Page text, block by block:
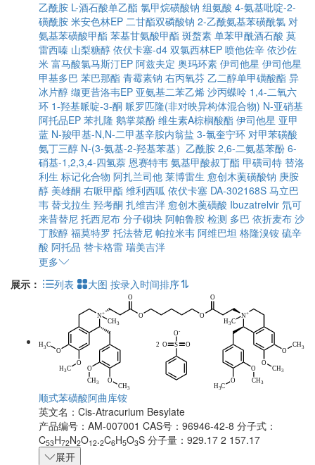
乙酰胺 L-酒石酸单乙酯 氯甲烷磺酸钠 组氨酸 4-氨基吡啶-2-
磺酰胺 米安色林EP 二甘酯双磷酸钠 2-乙酰氨基苯磺酰氯 对
氨基苯磺酸甲酯 苯基甘氨酸甲酯 斑蝥素 单苯甲酰酒石酸 莫
雷西嗪 山梨糖醇 依伏卡塞-d4 双氯西林EP 喷他佐辛 依沙佐
米 富马酸氯马斯汀EP 阿兹夫定 奥玛环素 伊司他星 伊司他星
甲基多巴 苯巴那酯 青霉素钠 右丙氧芬 乙二醇单甲磺酸酯 异
冰片醇 缬更昔洛韦EP 亚氨基二苯乙烯 沙丙蝶呤 1,4-二氧六
环 1-羟基哌啶-3-酮 哌罗匹隆(非对映异构体混合物) N-亚硝基
阿托品EP 苯扎隆 鹅掌菜酚 维生素A棕榈酸酯 伊司他星 亚甲
蓝 N-羧甲基-N,N-二甲基辛胺内翁盐 3-氯奎宁环 对甲苯磺酸
氨丁三醇 N-(3-氨基-2-羟基苯基）乙酰胺 2,6-二氨基苯酚 6-
硝基-1,2,3,4-四氢萘 恩赛特韦 氨基甲酸叔丁酯 甲磺司特 替洛
利生 标记化合物 阿扎兰司他 莱博雷生 愈创木薁磺酸钠 庚胺
醇 美雄酮 右哌甲酯 维利西呱 依伏卡塞 DA-302168S 马立巴
韦 替戈拉生 羟考酮 扎维吉泮 愈创木薁磺酸 Ibuzatrelvir 氘可
来昔替尼 托西尼布 分子砌块 阿帕鲁胺 检测 多巴 依折麦布 沙
丁胺醇 福莫特罗 托法替尼 帕拉米韦 阿维巴坦 格隆溴铵 硫辛
酸 阿托品 替卡格雷 瑞美吉泮
更多
展示：
列表 大图 按录入时间排序
顺式苯磺酸阿曲库铵
英文名： Cis-Atracurium Besylate
产品编号：AM-007001 CAS号：96946-42-8 分子式：
C53H72N2O12.2C6H5O3S 分子量：929.17 2 157.17
展开